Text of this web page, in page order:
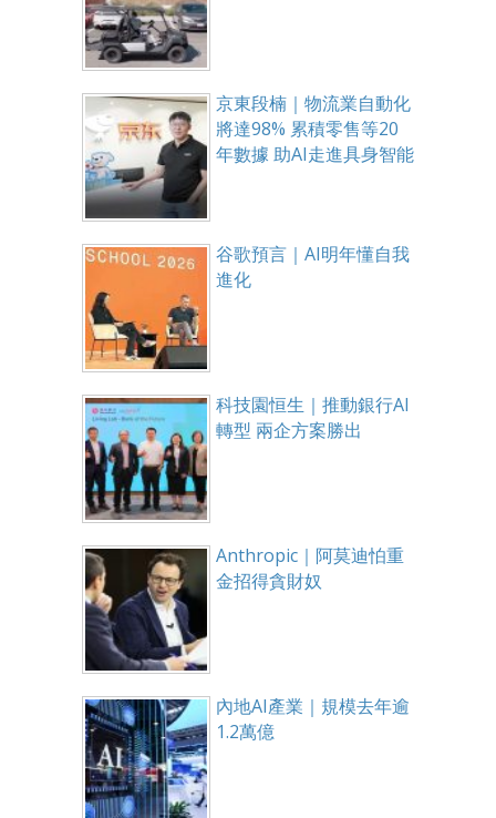
京東段楠｜物流業自動化
將達98% 累積零售等20
年數據 助AI走進具身智能
谷歌預言｜AI明年懂自我
進化
科技園恒生｜推動銀行AI
轉型 兩企方案勝出
Anthropic｜阿莫迪怕重
金招得貪財奴
內地AI產業｜規模去年逾
1.2萬億